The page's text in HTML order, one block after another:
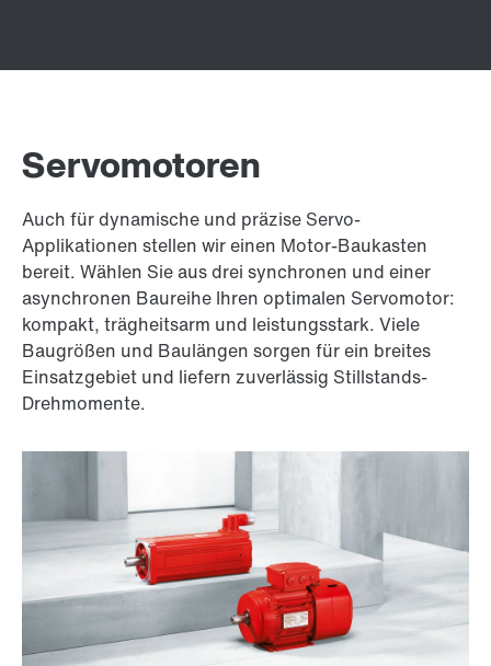
Servomotoren
Auch für dynamische und präzise Servo-
Applikationen stellen wir einen Motor-Baukasten
bereit. Wählen Sie aus drei synchronen und einer
asynchronen Baureihe Ihren optimalen Servomotor:
kompakt, trägheitsarm und leistungsstark. Viele
Baugrößen und Baulängen sorgen für ein breites
Einsatzgebiet und liefern zuverlässig Stillstands-
Drehmomente.